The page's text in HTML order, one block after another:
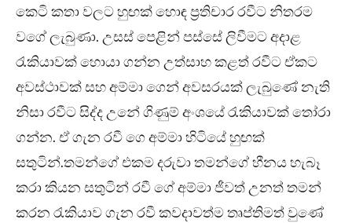
කෙටි කතා වලට හුඟක් හොඳ ප්‍රතිචාර රවීට නිතරම
වගේ ලැබුණා. උසස් පෙළින් පස්සේ ලිවීමට අදාළ
රැකියාවක් හොයා ගන්න උත්සාහ කළත් රවීට ඒකට
අවස්ථාවක් සහ අම්මා ගෙන් අවසරයක් ලැබුණේ නැති
නිසා රවීට සිද්ද උනේ ගිණුම් අංශයේ රැකියාවක් තෝරා
ගන්න. ඒ ගැන රවී ගෙ අම්මා හිටියේ හුඟක්
සතුටින්.තමන්ගේ එකම දරුවා තමන්ගේ හීනය හැබෑ
කරා කියන සතුටින් රවී ගේ අම්මා ජීවත් උනත් තමන්
කරන රැකියාව ගැන රවී කවදාවත්ම තෘප්තිමත් වුණේ